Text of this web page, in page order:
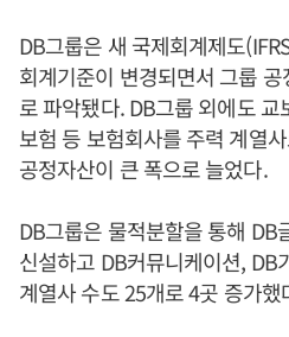
DB그룹은 새 국제회계제도
회계기준이 변경되면서 그룹
로 파악됐다. DB그룹 외에도
보험 등 보험회사를 주력 계열
공정자산이 큰 폭으로 늘었다.
DB그룹은 물적분할을 통해 DB
신설하고 DB커뮤니케이션, DB
계열사 수도 25개로 4곳 증가했